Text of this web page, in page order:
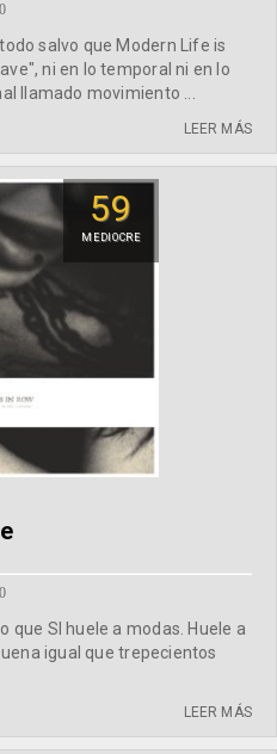
0
salvo que Modern Life is
ni en lo temporal ni en lo
llamado movimiento ...
LEER MÁS
59
MEDIOCRE
0
que SI huele a modas. Huele a
igual que trepecientos
LEER MÁS